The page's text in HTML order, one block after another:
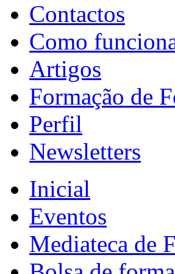
Contactos
Como
Artigos
Formação de
Perfil
Newsletters
Inicial
Eventos
Mediateca de